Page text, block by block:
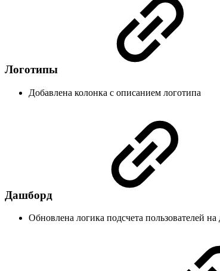
Логотипы
Добавлена колонка с описанием логотипа
Дашборд
Обновлена логика подсчета пользователей